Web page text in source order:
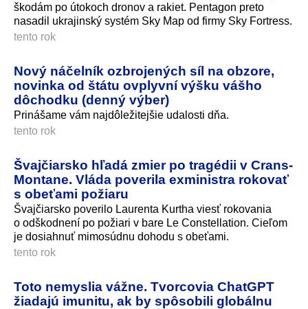
škodám po útokoch dronov a rakiet. Pentagon preto
nasadil ukrajinský systém Sky Map od firmy Sky Fortress.
tento rok
Nový náčelník ozbrojených síl na obzore,
novinka od štátu ovplyvní výšku vášho
dôchodku (denný výber)
Prinášame vám najdôležitejšie udalosti dňa.
tento rok
Švajčiarsko hľadá zmier po tragédii v Crans-
Montane. Vláda poverila exministra rokovať
s obeťami požiaru
Švajčiarsko poverilo Laurenta Kurtha viesť rokovania
o odškodnení po požiari v bare Le Constellation. Cieľom
je dosiahnuť mimosúdnu dohodu s obeťami.
tento rok
Toto nemyslia vážne. Tvorcovia ChatGPT
žiadajú imunitu, ak by spôsobili globálnu